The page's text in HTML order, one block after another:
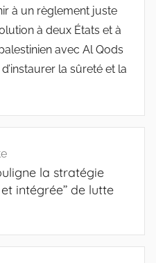
à un règlement juste
à deux États et à
avec Al Qods
la sûreté et la
la stratégie
intégrée’’ de lutte